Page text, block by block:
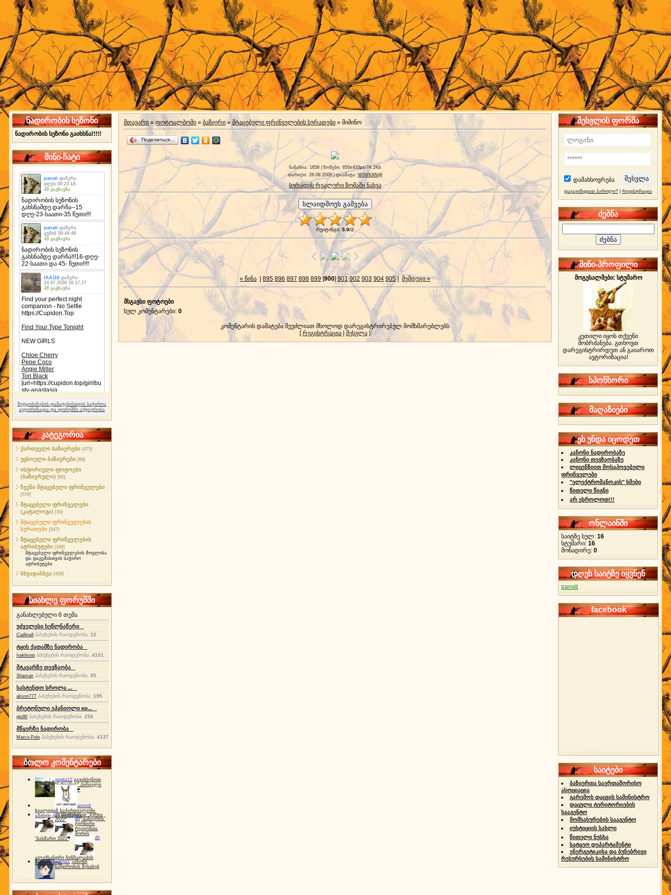
ნადირობის სეზონი
ნადირობის სეზონი გაიხსნა!!!!!
მინი-ჩატი
შეტყობინების დამატებისთვის საჭიროა
ავტორიზაცია და ფორუმში აქტიურობა
კატეგორია
ქართველი ბაზიერები [475]
უცხოელი ბაზიერები [89]
ისტორიული ფოტოები
(ბაზიერული) [60]
ჩვენი მტაცებელი ფრინველები
[579]
მტაცებელი ფრინველები
(კატალოგი) [30]
მტაცებელი ფრინველების
სურათები [947]
მტაცებელი ფრინველების
ატრიბუტები [168]
მტაცებელი ფრინველების მოვლისა
და დაგეშისთვის საჭირო
ატრიბუტები
სხვადასხვა [409]
სიახლე ფორუმში
განახლებული 6 თემა
უძველესი ხეწლნაწერი
Ciallinall პასუხების რაოდენობა:12
ტყის ქათამზე ნადირობა
Iraklisnip პასუხების რაოდენობა: 4101
მტკვარზე თევზაობა
Shaman პასუხების რაოდენობა:55
სასტენდო სროლა ...
akson777 პასუხების რაოდენობა:195
ბრეტონული ეპანიოლი ep...
gio90 პასუხების რაოდენობა:256
მწყერზე ნადირობა
Marco-Polo პასუხების რაოდენობა:4137
ბოლო კომენტარები
gogita12 გავიხსენოთ
"ბაზიერის" პირველი
ტურნირი ❤
amindi
ხვალიდან საქართველოში
ამინდი გაუარესდება
dh სპორტინგი "გურია
2022"
dh "ბაზიერის"
ტურნირი
რეგიონთა
შორის
"ბახმარო 2022"
dh
ალექსანდრე ჩინჩალაძის
მემორიალიgocha1 კანონი
ნადირობის შესახებ
მთავარი » ფოტოალბომი » ბაზიერი » მტაცებელი ფრინველების სურათები » მიმინო
Поделиться…
ნანახია: 1658 | ზომები: 650x433px/74.2Kb
თარიღი: 28.09.2009 |დაამატა: WIWKAN@
სურათის რეალური ზომაში ნახვა
რეიტინგი: 5.0/2
« წინა 895 896 897 898 899 [900] 901 902 903 904 905| შემდეგი »
მსგავსი ფოტოები
სულ კომენტარები: 0
კომენტარის დამატება შეუძლიათ მხოლოდ დარეგისტრირებულ მომხმარებლებს
[რეგისტრაცია შესვლა ]
შესვლის ფორმა
დამახსოვრება
დაგავიწყდათ პაროლი? რეგისტრაცია
ძებნა
მინი-პროფილი
მოგესალმები: სტუმარო
კეთილი იყოს თქვენი
მობრძანება. გთხოვთ
დარეგისტრირდეთ ან გაიაროთ
ავტორიზაცია!
სპონსორი
მაღაზიები
ეს უნდა იცოდეთ
კანონი ნადირობაზე
კანონი თევზაობაზე
ლიცენზიით მოსაპოვებელი
ფრინველები
"ელექტრომანოკის" ხმები
წითელი წიგნი
არ ესროლოთ!!!
ონლაინში
საიტზე სულ: 16
სტუმარი: 16
მონადირე: 0
დღეს საიტზე იყვნენ
panati
facebook
საიტები
ბაზიერთა საერთაშორისო
ასოციაცია
გარემოს დაცვის სამინისტრო
დაცული ტერიტორიების
სააგენტო
მომსახურების სააგენტო
იუსტიციის სახლი
წითელი ნუსხა
სატყეო დეპარტამენტი
ენერგეტიკისა და ბუნებრივი
რესურსების სამინისტრო